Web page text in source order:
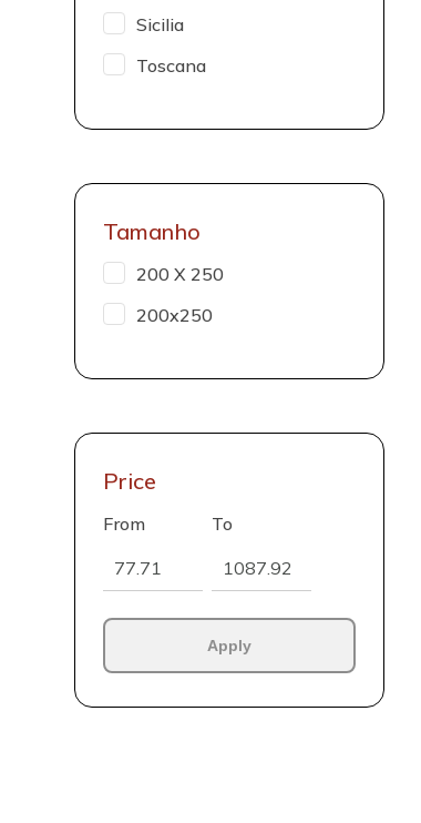
Sicilia
Toscana
Tamanho
200 X 250
200x250
Price
From To
Apply